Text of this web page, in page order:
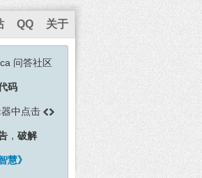
关于
QQ
问答社区
码
器中点击
， 破解
慧》